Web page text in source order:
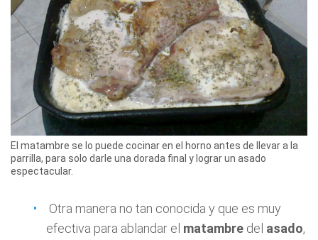
El matambre se lo puede cocinar en el horno antes de llevar a la
parrilla, para solo darle una dorada final y lograr un asado
espectacular.
Otra manera no tan conocida y que es muy
efectiva para ablandar el matambre del asado,